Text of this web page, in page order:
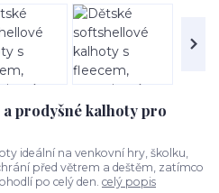
prodyšné kalhoty pro
ideální na venkovní hry, školku,
před větrem a deštěm, zatímco
po celý den. celý popis